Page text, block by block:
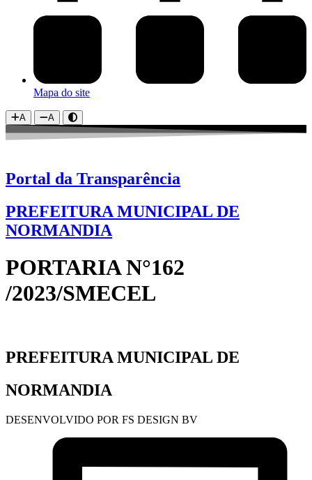
Mapa do site
A A
Portal da Transparência
PREFEITURA MUNICIPAL DE
NORMANDIA
PORTARIA N°162
/2023/SMECEL
PREFEITURA MUNICIPAL DE
NORMANDIA
DESENVOLVIDO POR FS DESIGN BV